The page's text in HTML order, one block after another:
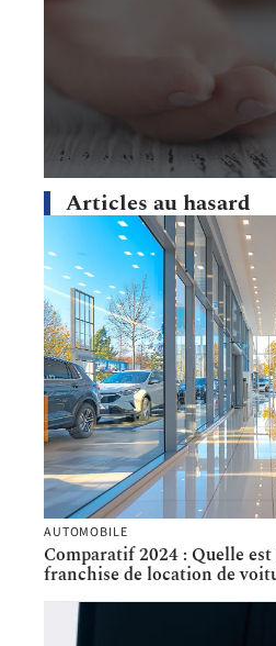
Articles au hasard
AUTOMOBILE
Comparatif 2024 : Quelle
franchise de location de